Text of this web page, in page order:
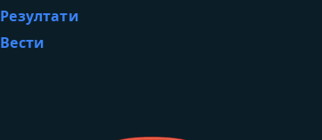
Резултати
Вести